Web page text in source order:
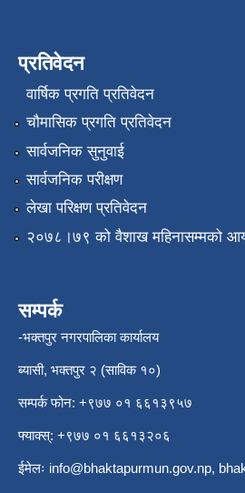
प्रतिवेदन
वार्षिक प्रगति प्रतिवेदन
चौमासिक प्रगति प्रतिवेदन
सार्वजनिक सुनुवाई
सार्वजनिक परीक्षण
लेखा परिक्षण प्रतिवेदन
२०७८।७९ को वैशाख महिनासम्मको आय
सम्पर्क
-भक्तपुर नगरपालिका कार्यालय
ब्यासी, भक्तपुर २ (साविक १०)
सम्पर्क फोन: +९७७ ०१ ६६१३९५७
फ्याक्स्: +९७७ ०१ ६६१३२०६
ईमेलः info@bhaktapurmun.gov.np,